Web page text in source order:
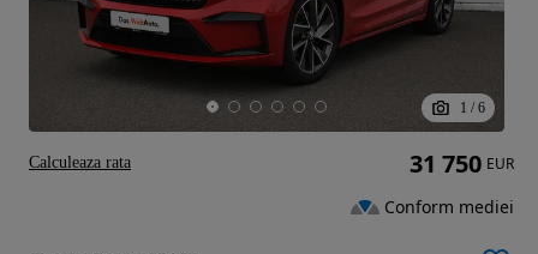
1 / 6
31 750 EUR
Conform mediei
Calculeaza rata